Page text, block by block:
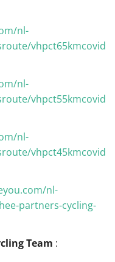
nl-
vhpct65kmcovid-
nl-
vhpct55kmcovid-
nl-
vhpct45kmcovid-
nl-
partners-cycling-
Team :